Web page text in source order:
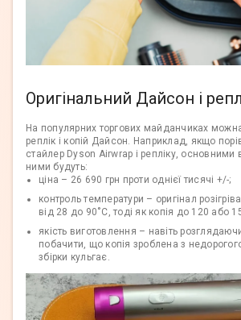
Оригінальний Дайсон і
На популярних торгових майданчиках
реплік і копій Дайсон. Наприклад, якщо
стайлер Dyson Airwrap і репліку, основними
ними будуть:
ціна – 26 690 грн проти однієї тисячі +/-;
контроль температури – оригінал
від 28 до 90˚С, тоді як копія до 120 або
якість виготовлення – навіть
побачити, що копія зроблена з
збірки кульгає.